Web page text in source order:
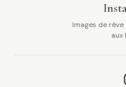
Images de
aux